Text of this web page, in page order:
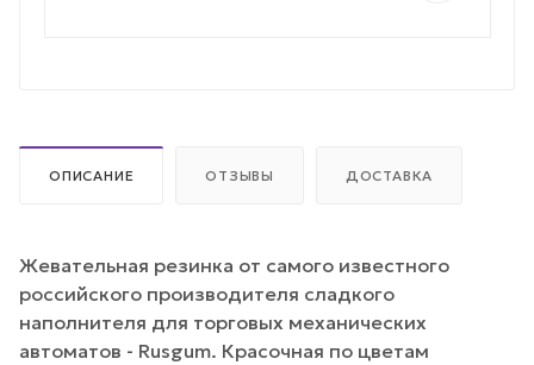
ОПИСАНИЕ ОТЗЫВЫ ДОСТАВКА
Жевательная резинка от самого известного
российского производителя сладкого
наполнителя для торговых механических
автоматов - Rusgum. Красочная по цветам